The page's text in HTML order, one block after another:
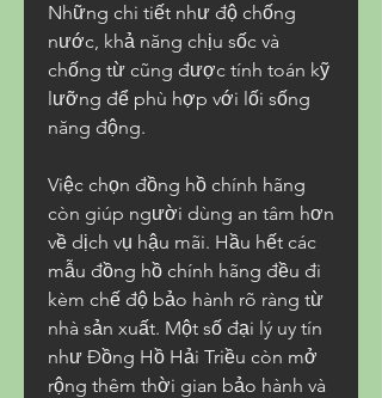
Những chi tiết như độ chống
nước, khả năng chịu sốc và
chống từ cũng được tính toán kỹ
lưỡng để phù hợp với lối sống
năng động.
Việc chọn đồng hồ chính hãng
còn giúp người dùng an tâm hơn
về dịch vụ hậu mãi. Hầu hết các
mẫu đồng hồ chính hãng đều đi
kèm chế độ bảo hành rõ ràng từ
nhà sản xuất. Một số đại lý uy tín
như Đồng Hồ Hải Triều còn mở
rộng thêm thời gian bảo hành và